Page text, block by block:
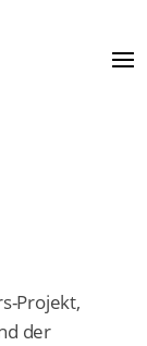
Projekt,
der